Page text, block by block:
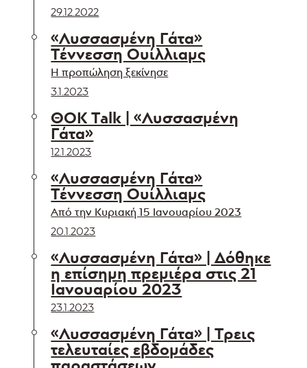
29.12.2022
«Λυσσασμένη Γάτα»
Τέννεσση Ουίλλιαμς
Η προπώληση ξεκίνησε
3.1.2023
ΘΟΚ Talk | «Λυσσασμένη
Γάτα»
12.1.2023
«Λυσσασμένη Γάτα»
Τέννεσση Ουίλλιαμς
Από την Κυριακή 15 Ιανουαρίου 2023
20.1.2023
«Λυσσασμένη Γάτα» | Δόθηκε
η επίσημη πρεμιέρα στις 21
Ιανουαρίου 2023
23.1.2023
«Λυσσασμένη Γάτα» | Τρεις
τελευταίες εβδομάδες